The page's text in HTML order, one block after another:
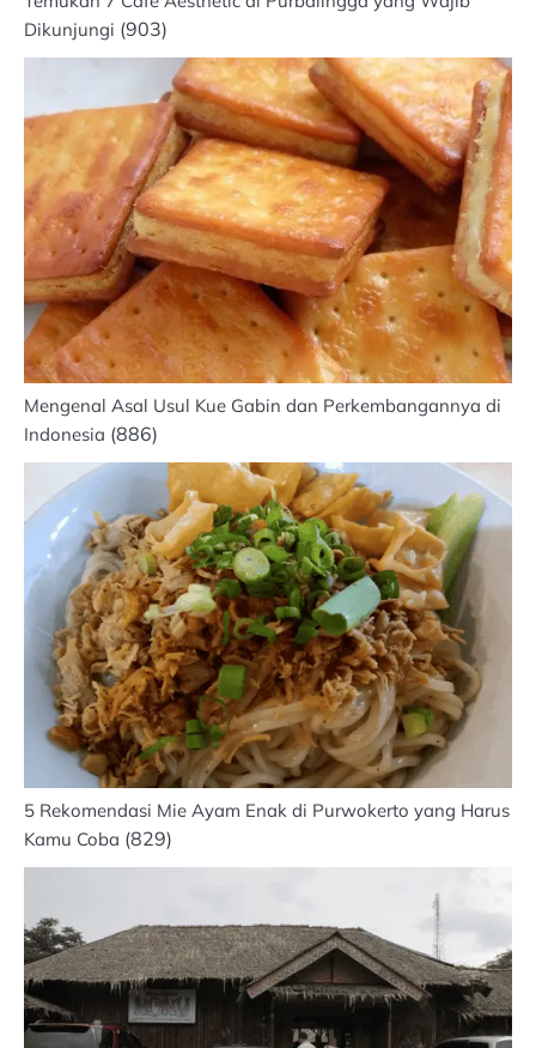
Dikunjungi (903)
Mengenal Asal Usul Kue Gabin dan Perkembangannya di
Indonesia (886)
5 Rekomendasi Mie Ayam Enak di Purwokerto yang Harus
Kamu Coba (829)